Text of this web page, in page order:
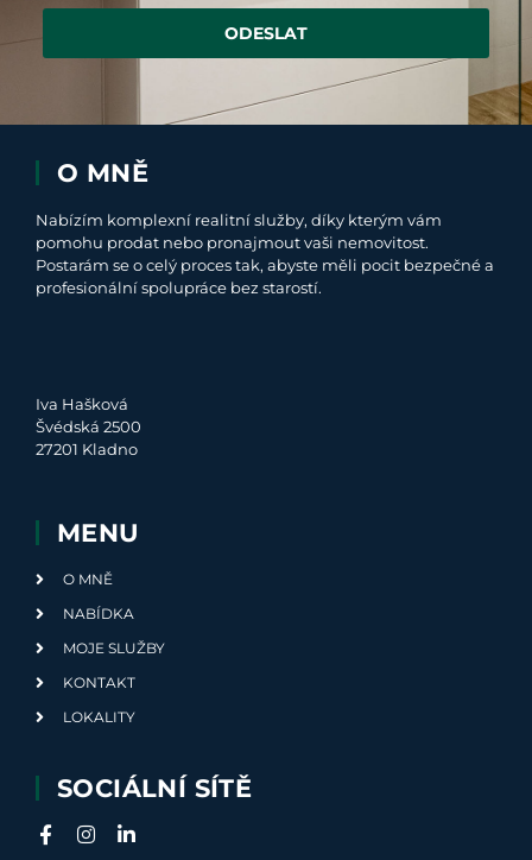
ODESLAT
O MNĚ
Nabízím komplexní realitní služby, díky kterým vám
pomohu prodat nebo pronajmout vaši nemovitost.
Postarám se o celý proces tak, abyste měli pocit bezpečné a
profesionální spolupráce bez starostí.
Iva Hašková
Švédská 2500
27201 Kladno
MENU
O MNĚ
NABÍDKA
MOJE SLUŽBY
KONTAKT
LOKALITY
SOCIÁLNÍ SÍTĚ